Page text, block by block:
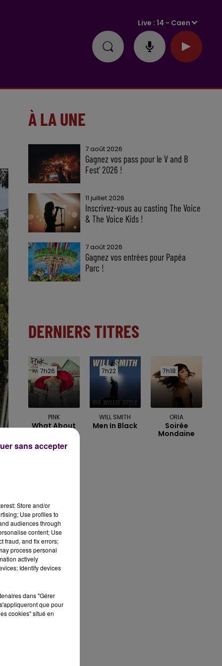
Live :14 - Caen
À LA UNE
7 août 2026
Gagnez vos pass pour le V and B
Fest' 2026 !
11 juillet 2026
Inscrivez-vous au casting The Voice
& The Voice Kids !
7 août 2026
Gagnez vos entrées pour Papéa
Parc !
DERNIERS TITRES
7h26
7h26
PINK
What About
7h22
7h22
WILL SMITH
Men In Black
7h18
7h18
ORIA
Soirée
Mondaine
Store and/or
Use profiles to
audiences through
content; Use
fraud, and fix errors;
process personal
actively
Identify devices
dans "Gérer
que pour
cookies" situé en
sans accepter